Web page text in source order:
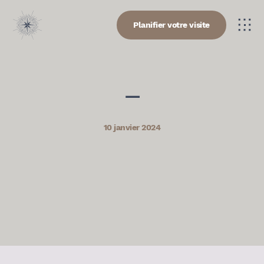
Planifier votre visite
—
10 janvier 2024